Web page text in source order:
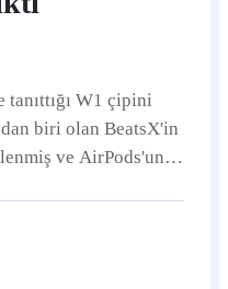
W1 çipini
biri olan BeatsX'in
ve AirPods'un